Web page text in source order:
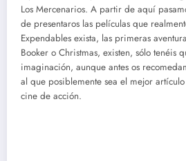
Los Mercenarios. A partir de aquí
de presentaros las películas que
Expendables exista, las primeras
Booker o Christmas, existen, sólo tenéis
imaginación, aunque antes os
al que posiblemente sea el mejor
cine de acción.